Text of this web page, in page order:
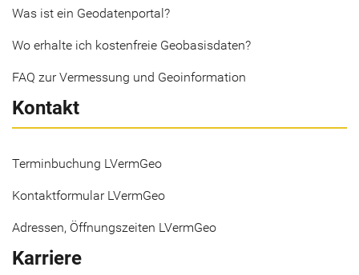
Was ist ein Geodatenportal?
Wo erhalte ich kostenfreie Geobasisdaten?
FAQ zur Vermessung und Geoinformation
Kontakt
Terminbuchung LVermGeo
Kontaktformular LVermGeo
Adressen, Öffnungszeiten LVermGeo
Karriere